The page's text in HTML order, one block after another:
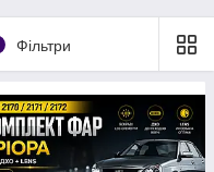
Фільтри